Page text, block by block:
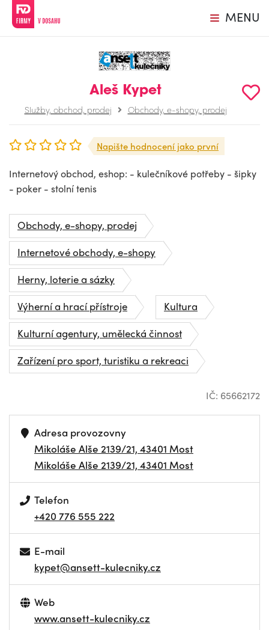
MENU
Aleš Kypet
Služby, obchod, prodej Obchody, e-shopy, prodej
Napište hodnocení jako první
Internetový obchod, eshop: - kulečníkové potřeby - šipky
- poker - stolní tenis
Obchody, e-shopy, prodej
Internetové obchody, e-shopy
Herny, loterie a sázky
Výherní a hrací přístroje
Kultura
Kulturní agentury, umělecká činnost
Zařízení pro sport, turistiku a rekreaci
IČ: 65662172
Adresa provozovny
Mikoláše Alše 2139/21, 43401 Most
Mikoláše Alše 2139/21, 43401 Most
Telefon
+420 776 555 222
E-mail
kypet@ansett-kulecniky.cz
Web
www.ansett-kulecniky.cz